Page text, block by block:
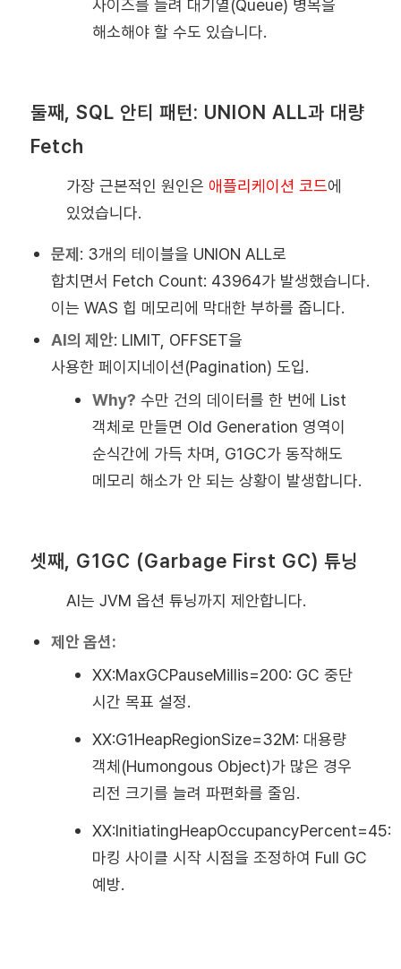
사이즈를 늘려 대기열(Queue) 병목을
해소해야 할 수도 있습니다.
둘째, SQL 안티 패턴: UNION ALL과 대량
Fetch
가장 근본적인 원인은 애플리케이션 코드에
있었습니다.
문제 : 3개의 테이블을 UNION ALL로
합치면서 Fetch Count: 43964가 발생했습니다.
이는 WAS 힙 메모리에 막대한 부하를 줍니다.
AI의 제안: LIMIT, OFFSET을
사용한 페이지네이션(Pagination) 도입.
Why? 수만 건의 데이터를 한 번에 List
객체로 만들면 Old Generation 영역이
순식간에 가득 차며, G1GC가 동작해도
메모리 해소가 안 되는 상황이 발생합니다.
셋째, G1GC (Garbage First GC) 튜닝
AI는 JVM 옵션 튜닝까지 제안합니다.
제안 옵션:
XX:MaxGCPauseMillis=200: GC 중단
시간 목표 설정.
XX:G1HeapRegionSize=32M: 대용량
객체(Humongous Object)가 많은 경우
리전 크기를 늘려 파편화를 줄임.
XX:InitiatingHeapOccupancyPercent=45:
마킹 사이클 시작 시점을 조정하여 Full GC
예방.